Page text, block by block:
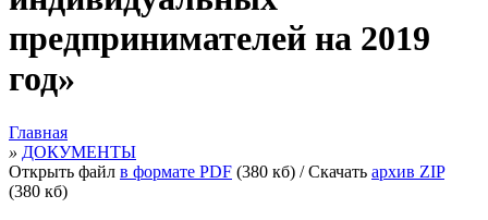
предпринимателей на 2019
год»
Главная
» ДОКУМЕНТЫ
Открыть файл в формате PDF (380 кб) / Скачать архив ZIP
(380 кб)